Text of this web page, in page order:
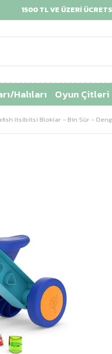
1500 TL VE ÜZERİ ÜCRETSİZ
Halıları Oyun Çitleri
Itsibitsi Bloklar - Bin Sür -